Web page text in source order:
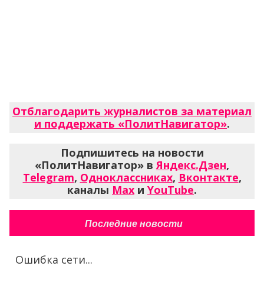
Отблагодарить журналистов за материал
и поддержать «ПолитНавигатор».
Подпишитесь на новости
«ПолитНавигатор» в Яндекс.Дзен,
Telegram, Одноклассниках, Вконтакте,
каналы Max и YouTube.
Последние новости
Ошибка сети...